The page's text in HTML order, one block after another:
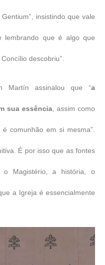
insistindo que vale
lembrando que é algo que
descobriu”.
Martín assinalou que “a
sua essência , assim como
comunhão em si mesma”.
É por isso que as fontes
o Magistério, a história, o
a Igreja é essencialmente